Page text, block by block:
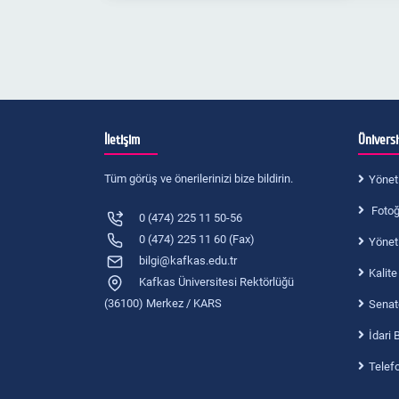
İletişim
Tüm görüş ve önerilerinizi bize bildirin.
0 (474) 225 11 50-56
0 (474) 225 11 60 (Fax)
bilgi@kafkas.edu.tr
Kafkas Üniversitesi Rektörlüğü
(36100) Merkez / KARS
İdari